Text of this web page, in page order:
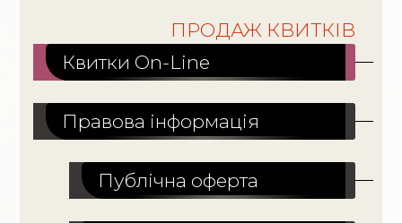
ПРОДАЖ КВИТКІВ
Квитки On-Line
Правова інформація
Публічна оферта